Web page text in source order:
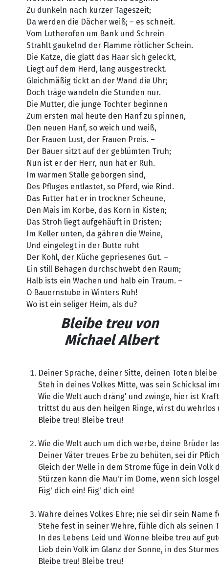
Zu dunkeln nach kurzer Tageszeit;
Da werden die Dächer weiß; – es schneit.
Vom Lutherofen um Bank und Schrein
Strahlt gaukelnd der Flamme rötlicher Schein.
Die Katze, die glatt das Haar sich geleckt,
Liegt auf dem Herd, lang ausgestreckt.
Gleichmäßig tickt an der Wand die Uhr;
Doch träge wandeln die Stunden nur.
Die Mutter, die junge Tochter beginnen
Zum ersten mal heute den Hanf zu spinnen,
Den neuen Hanf, so weich und weiß,
Der Frauen Lust, der Frauen Preis. –
Der Bauer sitzt auf der geblümten Truh;
Nun ist er der Herr, nun hat er Ruh.
Im warmen Stalle geborgen sind,
Des Pfluges entlastet, so Pferd, wie Rind.
Das Futter hat er in trockner Scheune,
Den Mais im Korbe, das Korn in Kisten;
Das Stroh liegt aufgehäuft in Dristen;
Im Keller unten, da gähren die Weine,
Und eingelegt in der Butte ruht
Der Kohl, der Küche gepriesenes Gut. –
Ein still Behagen durchschwebt den Raum;
Halb ists ein Wachen und halb ein Traum. –
O Bauernstube in Winters Ruh!
Wo ist ein seliger Heim, als du?
Bleibe treuvon
Michael Albert
Deiner Sprache, deiner Sitte, deinen Toten
Steh in deines Volkes Mitte, was sein Schicksal
Wie die Welt auch dräng' und zwinge, hier ist
trittst du aus den heilgen Ringe, wirst du wehrlos
Bleibe treu! Bleibe treu!
Wie die Welt auch um dich werbe, deine Brüder
Deiner Väter treues Erbe zu behüten, sei dir
Gleich der Welle in dem Strome füge in dein Volk
Stürzen kann die Mau'r im Dome, wenn sich
Füg' dich ein! Füg' dich ein!
Wahre deines Volkes Ehre; nie sei dir sein Name
Stehe fest in seiner Wehre, fühle dich als seinen
In des Lebens Leid und Wonne bleibe treu auf
Lieb dein Volk im Glanz der Sonne, in des
Bleibe treu! Bleibe treu!